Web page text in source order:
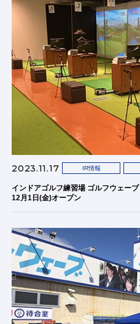
2023.11.17 IR情報
インドアゴルフ練習場 ゴルフウェーブ
12月1日(金)オープン